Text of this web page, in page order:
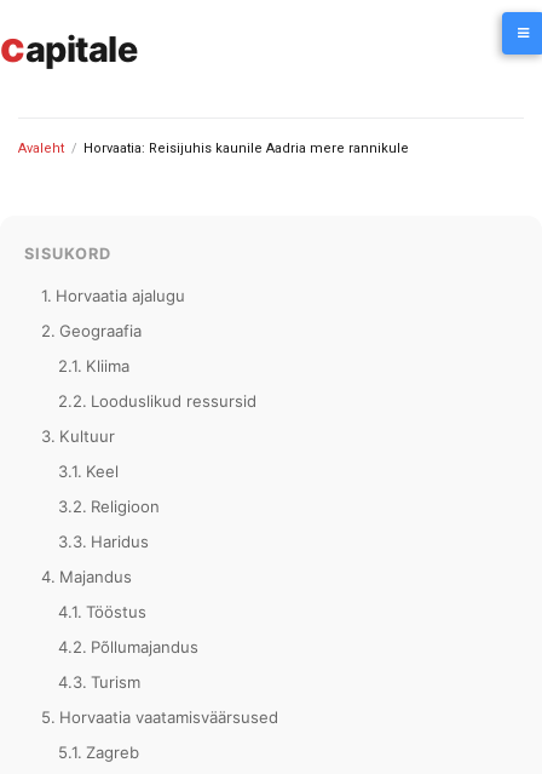
to
content
capitale
Avaleht / Horvaatia: Reisijuhis kaunile Aadria mere rannikule
SISUKORD
Horvaatia ajalugu
Geograafia
Kliima
Looduslikud ressursid
Kultuur
Keel
Religioon
Haridus
Majandus
Tööstus
Põllumajandus
Turism
Horvaatia vaatamisväärsused
Zagreb